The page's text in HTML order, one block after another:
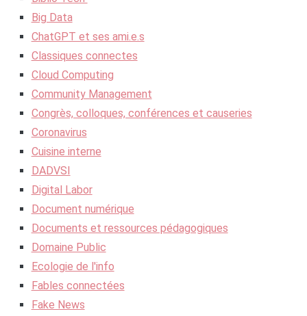
Big Data
ChatGPT et ses ami.e.s
Classiques connectes
Cloud Computing
Community Management
Congrès, colloques, conférences et causeries
Coronavirus
Cuisine interne
DADVSI
Digital Labor
Document numérique
Documents et ressources pédagogiques
Domaine Public
Ecologie de l'info
Fables connectées
Fake News